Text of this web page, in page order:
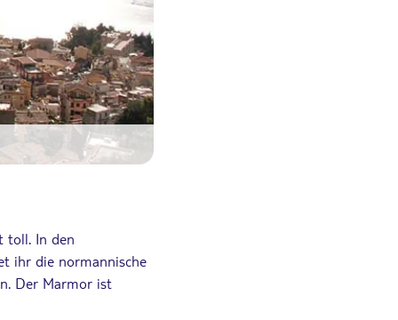
toll. In den
ihr die normannische
Der Marmor ist